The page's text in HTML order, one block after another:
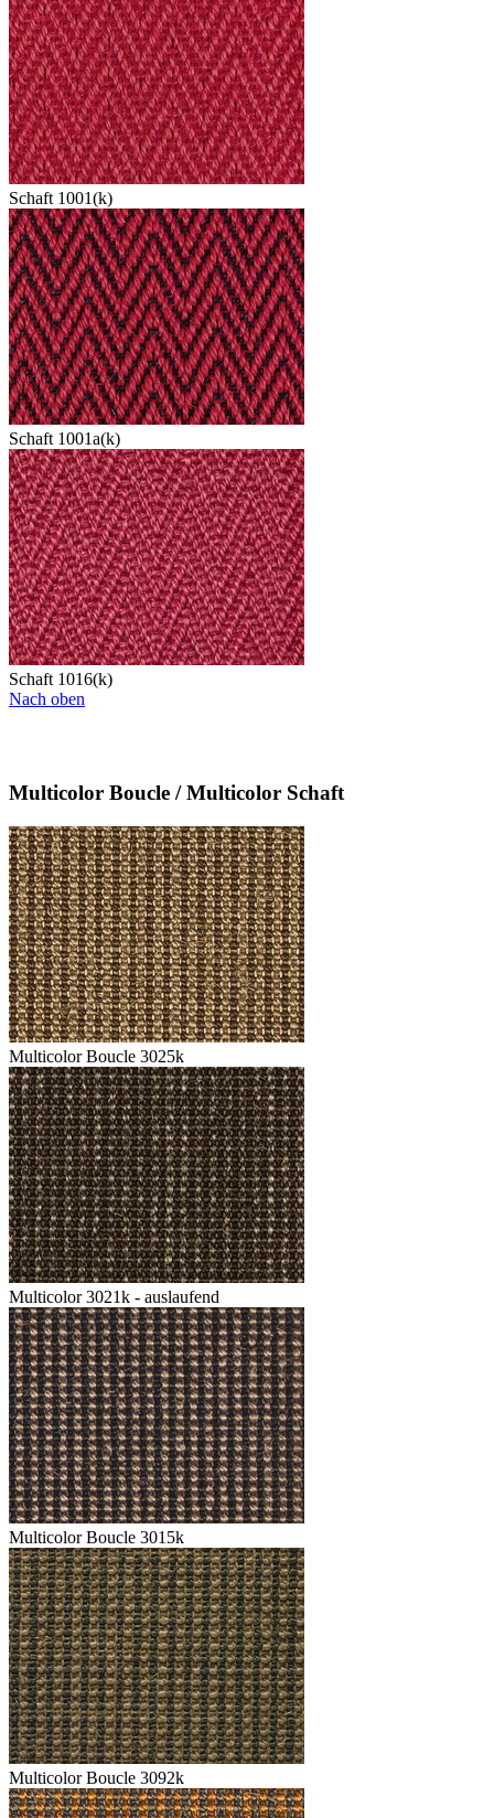
Schaft 1001(k)
Schaft 1001a(k)
Schaft 1016(k)
Nach oben
Multicolor Boucle / Multicolor Schaft
Multicolor Boucle 3025k
Multicolor 3021k - auslaufend
Multicolor Boucle 3015k
Multicolor Boucle 3092k